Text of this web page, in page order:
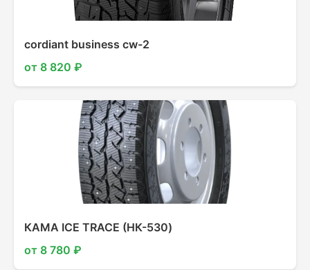
cordiant business cw-2
от 8 820 ₽
КАМА ICE TRACE (НК-530)
от 8 780 ₽